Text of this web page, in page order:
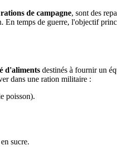
rations de campagne, sont des
En temps de guerre, l'objectif
d'aliments destinés à fournir un
dans une ration militaire :
poisson).
sucre.